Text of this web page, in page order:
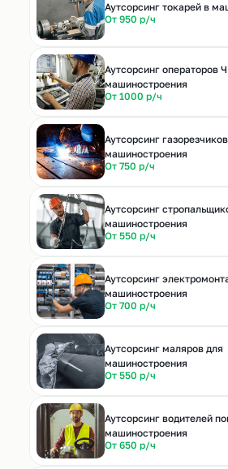
Аутсорсинг токарей в
От 950 р/ч
Аутсорсинг операторов
машиностроения
От 1000 р/ч
Аутсорсинг
машиностроения
От 750 р/ч
Аутсорсинг
машиностроения
От 550 р/ч
Аутсорсинг
машиностроения
От 700 р/ч
Аутсорсинг маляров для
машиностроения
От 550 р/ч
Аутсорсинг водителей
машиностроения
От 650 р/ч